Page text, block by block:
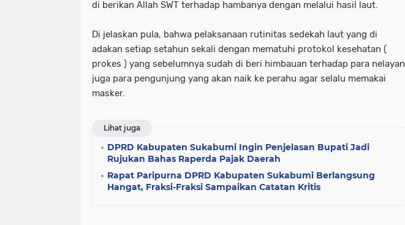
di berikan Allah SWT terhadap hambanya dengan melalui hasil laut.
Di jelaskan pula, bahwa pelaksanaan rutinitas sedekah laut yang di
adakan setiap setahun sekali dengan mematuhi protokol kesehatan (
prokes ) yang sebelumnya sudah di beri himbauan terhadap para nelayan
juga para pengunjung yang akan naik ke perahu agar selalu memakai
masker.
Lihat juga
DPRD Kabupaten Sukabumi Ingin Penjelasan Bupati Jadi
Rujukan Bahas Raperda Pajak Daerah
Rapat Paripurna DPRD Kabupaten Sukabumi Berlangsung
Hangat, Fraksi-Fraksi Sampaikan Catatan Kritis